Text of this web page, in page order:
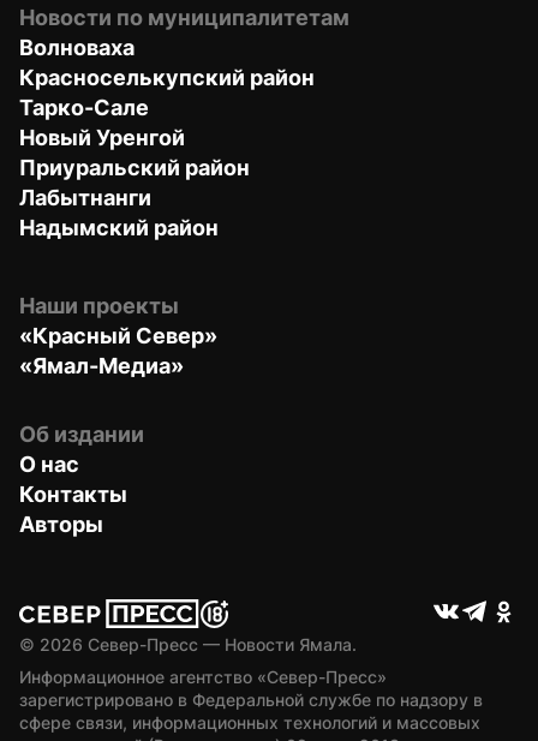
Новости по муниципалитетам
Волноваха
Красноселькупский район
Тарко-Сале
Новый Уренгой
Приуральский район
Лабытнанги
Надымский район
Наши проекты
«Красный Север»
«Ямал-Медиа»
Об издании
О нас
Контакты
Авторы
© 2026 Север-Пресс — Новости Ямала.
Информационное агентство «Север-Пресс»
зарегистрировано в Федеральной службе по надзору в
сфере связи, информационных технологий и массовых